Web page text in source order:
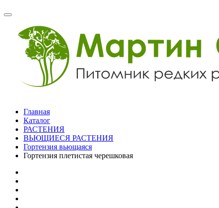
Главная
Каталог
РАСТЕНИЯ
ВЬЮЩИЕСЯ РАСТЕНИЯ
Гортензия вьющаяся
Гортензия плетистая черешковая